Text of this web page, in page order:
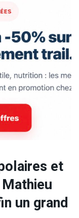
et
un grand